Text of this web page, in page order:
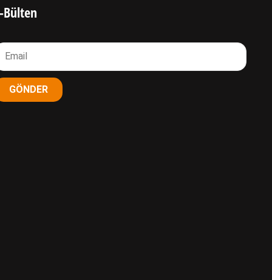
Bülten
GÖNDER